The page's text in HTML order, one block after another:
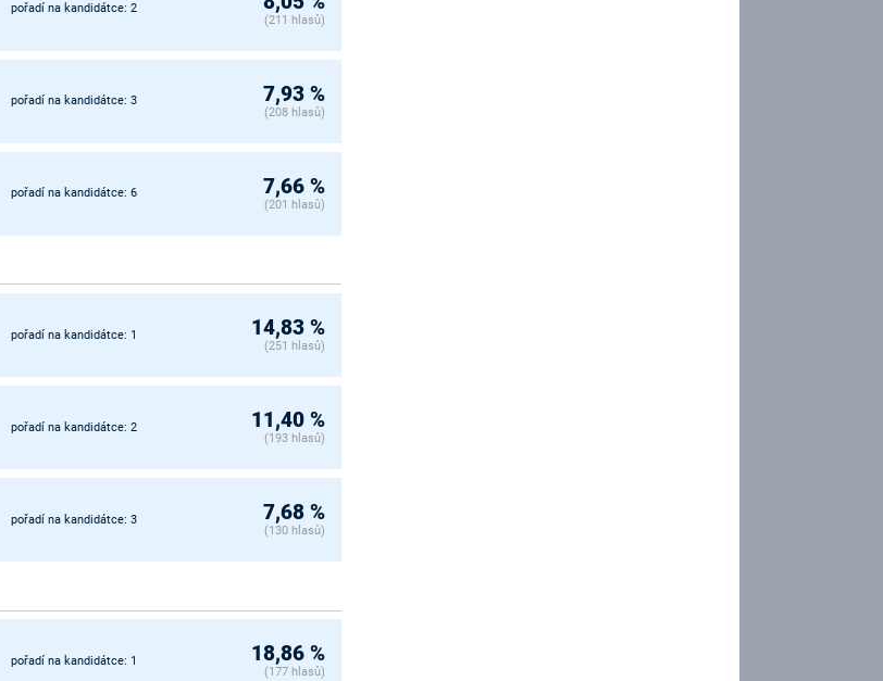
pořadí na kandidátce: 2
(211 hlasů)
pořadí na kandidátce: 3 7,93 %
(208 hlasů)
pořadí na kandidátce: 6 7,66 %
(201 hlasů)
pořadí na kandidátce: 1 14,83 %
(251 hlasů)
pořadí na kandidátce: 2 11,40 %
(193 hlasů)
pořadí na kandidátce: 3 7,68 %
(130 hlasů)
pořadí na kandidátce: 1 18,86 %
(177 hlasů)